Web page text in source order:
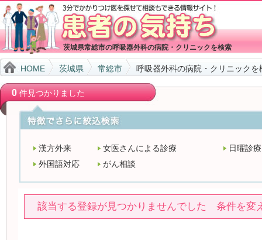
茨城県常総市の呼吸器外科の病院・クリニックを検索
HOME 茨城県 常総市 呼吸器外科の病院・クリニックを
0件見つかりました
漢方外来 女医さんによる診療
日曜診療
外国語対応
がん相談
該当する登録が見つかりませんでした 条件を